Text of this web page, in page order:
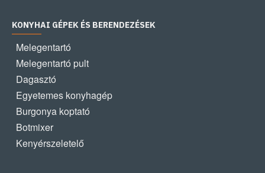
KONYHAI GÉPEK ÉS BERENDEZÉSEK
Melegentartó
Melegentartó pult
Dagasztó
Egyetemes konyhagép
Burgonya koptató
Botmixer
Kenyérszeletelő